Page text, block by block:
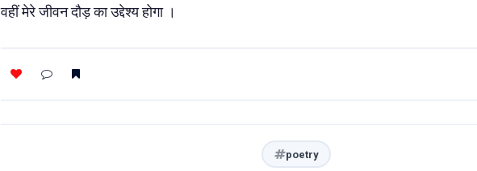
वहीं मेरे जीवन दौड़ का उद्देश्य होगा ।
poetry